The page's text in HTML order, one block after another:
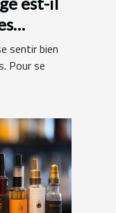
sentir bien
Pour se